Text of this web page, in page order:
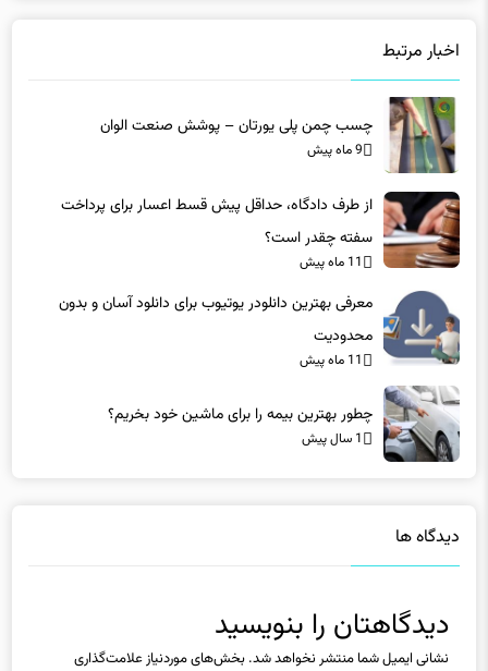
سفته چقدر است؟
11 ماه پیش
معرفی بهترین دانلودر یوتیوب برای دانلود آسان و بدون
محدودیت
11 ماه پیش
1 سال پیش
نشانی ایمیل شما منتشر نخواهد شد.بخش‌های موردنیاز علامت‌گذاری
شده‌اند*